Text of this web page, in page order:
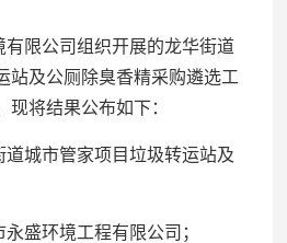
有限公司组织开展的龙华街道
站及公厕除臭香精采购遴选工
将结果公布如下：
道城市管家项目垃圾转运站及
盛环境工程有限公司；